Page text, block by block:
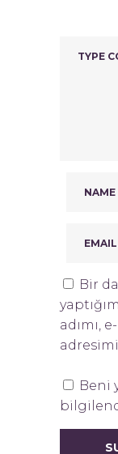
Bir
adımı,
adresimi
Beni